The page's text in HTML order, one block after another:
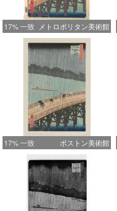
17% 一致 メトロポリタン美術館
17% 一致 ボストン美術館